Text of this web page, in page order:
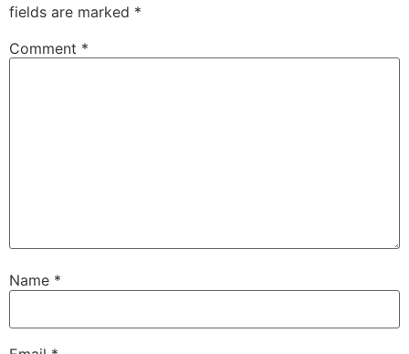
fields are marked *
Comment *
Name *